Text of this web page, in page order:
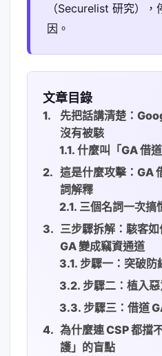
（Securelist 研究）
因。
文章目錄
先把話講清楚：
沒有被駭
什麼叫「GA 借道
這是什麼攻擊：GA
詞解釋
三個名詞一次搞
三步驟拆解：駭客
GA 變成竊資通道
步驟一：突破防
步驟二：植入
步驟三：借道
為什麼連 CSP 都擋
護」的盲點